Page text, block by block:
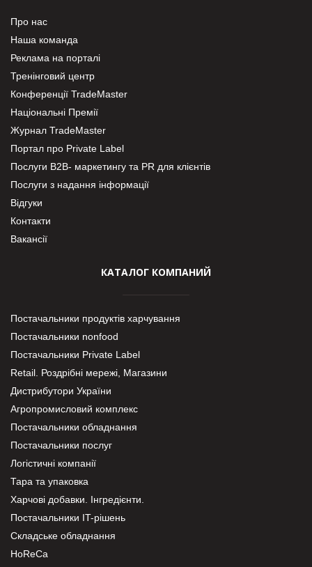
Про нас
Наша команда
Реклама на порталі
Тренінговий центр
Конференції TradeMaster
Національні Премії
Журнал TradeMaster
Портал про Private Label
Послуги В2В- маркетингу та PR для клієнтів
Послуги з надання інформації
Відгуки
Контакти
Вакансії
КАТАЛОГ КОМПАНИЙ
Постачальники продуктів харчування
Постачальники nonfood
Постачальники Private Label
Retail. Роздрібні мережі, Магазини
Дистрибутори України
Агропромисловий комплекс
Постачальники обладнання
Постачальники послуг
Логістичні компанії
Тара та упаковка
Харчові добавки. Інгредієнти.
Постачальники IT-рішень
Складське обладнання
HoReCa